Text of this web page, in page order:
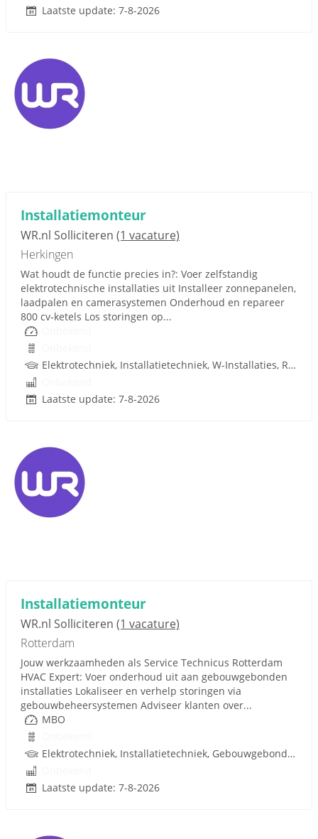
Laatste update: 7-8-2026
Installatiemonteur
WR.nl Solliciteren (1 vacature)
Herkingen
Wat houdt de functie precies in?: Voer zelfstandig
elektrotechnische installaties uit Installeer zonnepanelen,
laadpalen en camerasystemen Onderhoud en repareer
800 cv-ketels Los storingen op...
Elektrotechniek, Installatietechniek, W-Installaties, Rijbewijs
Laatste update: 7-8-2026
Installatiemonteur
WR.nl Solliciteren (1 vacature)
Rotterdam
Jouw werkzaamheden als Service Technicus Rotterdam
HVAC Expert: Voer onderhoud uit aan gebouwgebonden
installaties Lokaliseer en verhelp storingen via
gebouwbeheersystemen Adviseer klanten over...
MBO
Elektrotechniek, Installatietechniek, Gebouwgebonden installaties, Rijbewijs
Laatste update: 7-8-2026